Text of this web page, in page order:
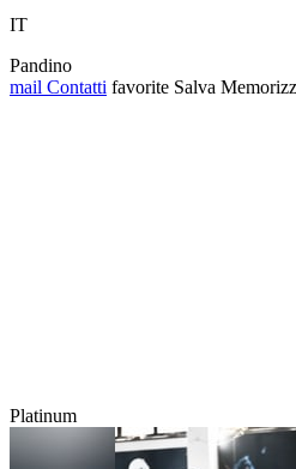
IT
Pandino
mail Contatti favorite Salva
Platinum